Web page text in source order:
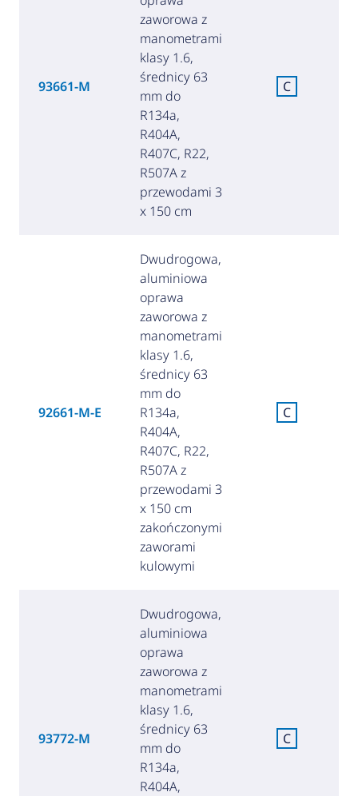
93661-M
zaworowa z
manometrami
klasy 1.6,
średnicy 63
mm do
R134a,
R404A,
R407C, R22,
R507A z
przewodami 3
x 150 cm
C
92661-M-E
Dwudrogowa,
aluminiowa
oprawa
zaworowa z
manometrami
klasy 1.6,
średnicy 63
mm do
R134a,
R404A,
R407C, R22,
R507A z
przewodami 3
x 150 cm
zakończonymi
zaworami
kulowymi
C
93772-M
Dwudrogowa,
aluminiowa
oprawa
zaworowa z
manometrami
klasy 1.6,
średnicy 63
mm do
R134a,
R404A,
C